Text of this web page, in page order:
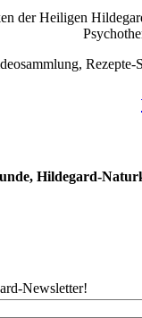
der Heiligen
Hildegard-
Newsletter!